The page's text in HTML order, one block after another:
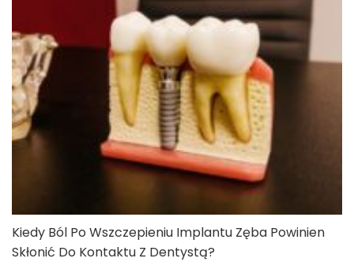
Kiedy Ból Po Wszczepieniu Implantu Zęba Powinien
Skłonić Do Kontaktu Z Dentystą?